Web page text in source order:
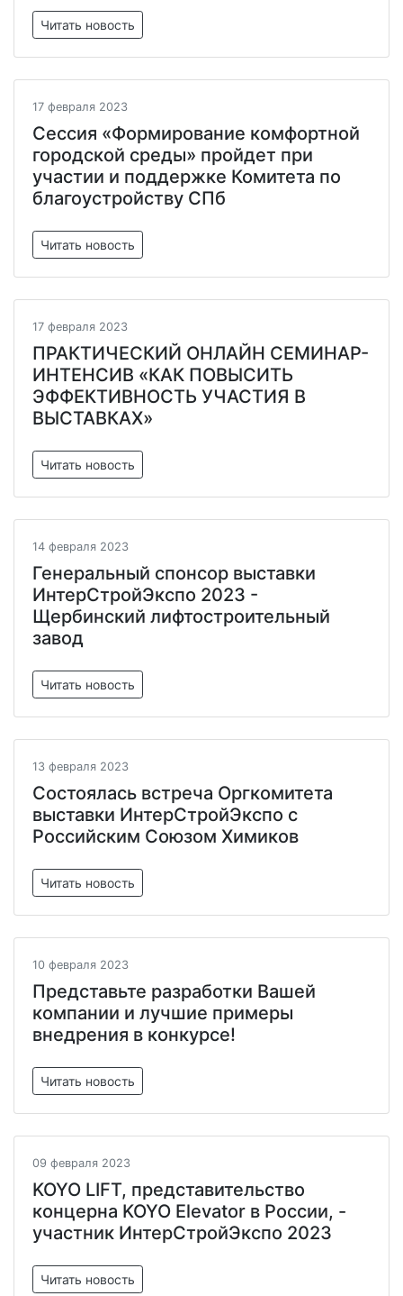
Читать новость
17 февраля 2023
Сессия «Формирование комфортной
городской среды» пройдет при
участии и поддержке Комитета по
благоустройству СПб
Читать новость
17 февраля 2023
ПРАКТИЧЕСКИЙ ОНЛАЙН СЕМИНАР-
ИНТЕНСИВ «КАК ПОВЫСИТЬ
ЭФФЕКТИВНОСТЬ УЧАСТИЯ В
ВЫСТАВКАХ»
Читать новость
14 февраля 2023
Генеральный спонсор выставки
ИнтерСтройЭкспо 2023 -
Щербинский лифтостроительный
завод
Читать новость
13 февраля 2023
Состоялась встреча Оргкомитета
выставки ИнтерСтройЭкспо с
Российским Союзом Химиков
Читать новость
10 февраля 2023
Представьте разработки Вашей
компании и лучшие примеры
внедрения в конкурсе!
Читать новость
09 февраля 2023
KOYO LIFT, представительство
концерна KOYO Elevator в России, -
участник ИнтерСтройЭкспо 2023
Читать новость